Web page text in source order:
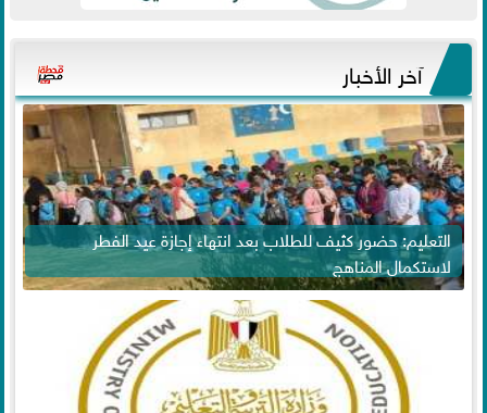
آخر الأخبار
التعليم: حضور كثيف للطلاب بعد انتهاء إجازة عيد الفطر
لاستكمال المناهج